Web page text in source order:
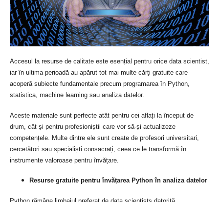
Accesul la resurse de calitate este esențial pentru orice data scientist,
iar în ultima perioadă au apărut tot mai multe cărți gratuite care
acoperă subiecte fundamentale precum programarea în Python,
statistica, machine learning sau analiza datelor.
Aceste materiale sunt perfecte atât pentru cei aflați la început de
drum, cât și pentru profesioniștii care vor să-și actualizeze
competențele. Multe dintre ele sunt create de profesori universitari,
cercetători sau specialiști consacrați, ceea ce le transformă în
instrumente valoroase pentru învățare.
Resurse gratuite pentru învățarea Python în analiza datelor